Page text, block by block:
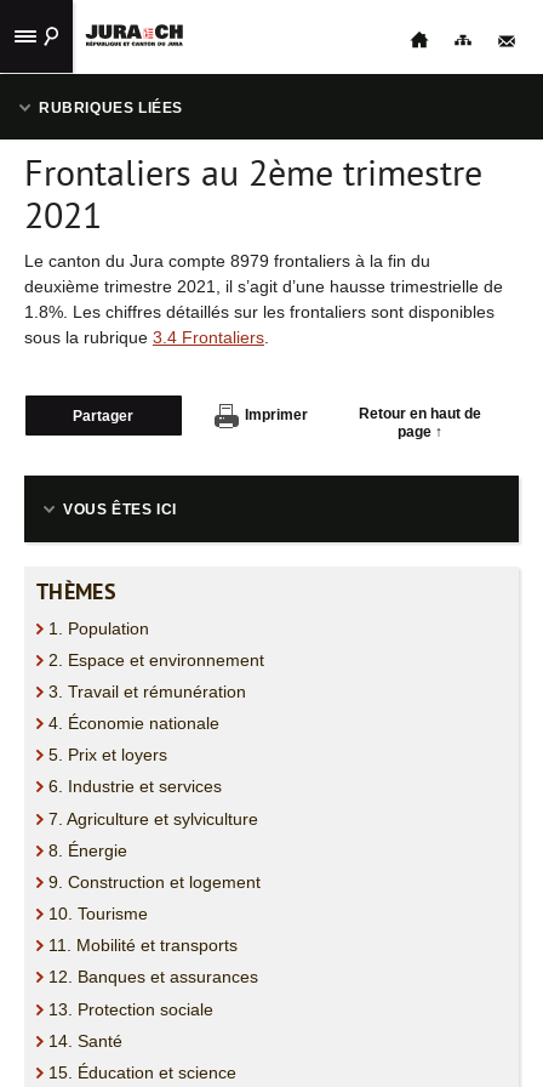
UTILES
CONTACT
RUBRIQUES LIÉES
16.2.1 DONNÉES INTERJURASSIENNES
Frontaliers au 2ème trimestre
2021
Le canton du Jura compte 8979 frontaliers à la fin du
deuxième trimestre 2021, il s’agit d’une hausse trimestrielle de
1.8%. Les chiffres détaillés sur les frontaliers sont disponibles
sous la rubrique 3.4 Frontaliers
Partager Imprimer
Retour en haut de
page ↑
VOUS ÊTES ICI
THÈMES
1. Population
2. Espace et environnement
3. Travail et rémunération
4. Économie nationale
5. Prix et loyers
6. Industrie et services
7. Agriculture et sylviculture
8. Énergie
9. Construction et logement
10. Tourisme
11. Mobilité et transports
12. Banques et assurances
13. Protection sociale
14. Santé
15. Éducation et science